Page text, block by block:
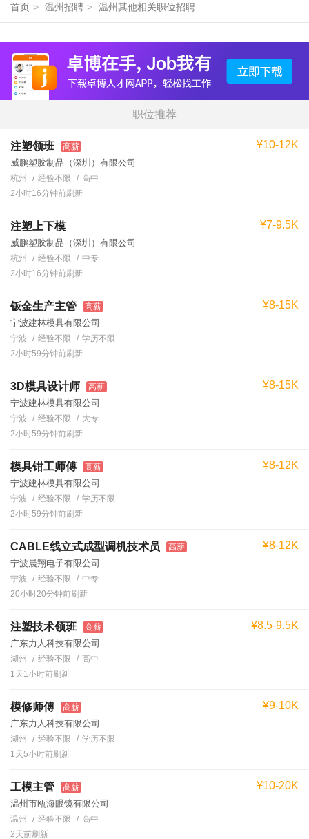
首页 > 温州招聘 > 温州其他相关职位招聘
职位推荐
注塑领班 高薪
威鹏塑胶制品（深圳）有限公司
¥10-12K
杭州 经验不限
高中
2小时16分钟前刷新
注塑上下模
威鹏塑胶制品（深圳）有限公司
¥7-9.5K
杭州 经验不限
中专
2小时16分钟前刷新
钣金生产主管 高薪
宁波建林模具有限公司
¥8-15K
宁波 经验不限
学历不限
2小时59分钟前刷新
3D模具设计师 高薪
宁波建林模具有限公司
¥8-15K
宁波 经验不限
大专
2小时59分钟前刷新
模具钳工师傅 高薪
宁波建林模具有限公司
¥8-12K
宁波 经验不限
学历不限
2小时59分钟前刷新
CABLE线立式成型调机技术员 高薪
宁波晨翔电子有限公司
¥8-12K
宁波 经验不限
中专
20小时20分钟前刷新
注塑技术领班 高薪
广东力人科技有限公司
¥8.5-9.5K
湖州 经验不限
高中
1天1小时前刷新
模修师傅 高薪
广东力人科技有限公司
¥9-10K
湖州 经验不限
学历不限
1天5小时前刷新
工模主管 高薪
温州市瓯海眼镜有限公司
¥10-20K
温州 经验不限
高中
2天前刷新